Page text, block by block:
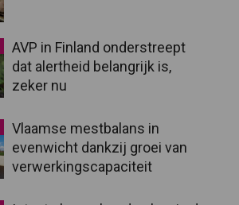
AVP in Finland onderstreept
dat alertheid belangrijk is,
zeker nu
Vlaamse mestbalans in
evenwicht dankzij groei van
verwerkingscapaciteit